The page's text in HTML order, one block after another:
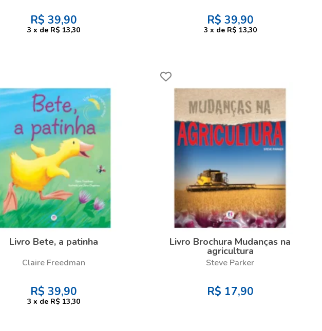
R$ 39,90
3 x de R$ 13,30
R$ 39,90
3 x de R$ 13,30
Livro Bete, a patinha
Claire Freedman
R$ 39,90
3 x de R$ 13,30
Livro Brochura Mudanças na
agricultura
Steve Parker
R$ 17,90